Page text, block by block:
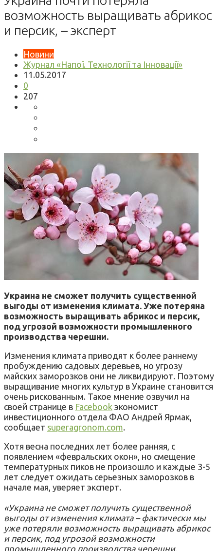
возможность выращивать абрикос
и персик, – эксперт
Новини
Журнал «Напої. Технології та Інновації»
11.05.2017
0
207
Украина не сможет получить существенной
выгоды от изменения климата. Уже потеряна
возможность выращивать абрикос и персик,
под угрозой возможности промышленного
производства черешни.
Изменения климата приводят к более раннему
пробуждению садовых деревьев, но угрозу
майских заморозков они не ликвидируют. Поэтому
выращивание многих культур в Украине становится
очень рискованным. Такое мнение озвучил на
своей странице в Facebook экономист
инвестиционного отдела ФАО Андрей Ярмак,
сообщает superagronom.com.
Хотя весна последних лет более ранняя, с
появлением «февральских окон», но смещение
температурных пиков не произошло и каждые 3-5
лет следует ожидать серьезных заморозков в
начале мая, уверяет эксперт.
«Украина не сможет получить существенной
выгоды от изменения климата – фактически мы
уже потеряли возможность выращивать абрикос
и персик, под угрозой возможности
промышленного производства черешни.